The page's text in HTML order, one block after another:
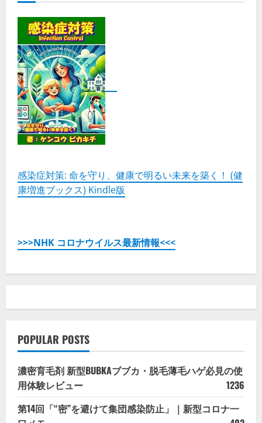
感染症対策: 命を守り、健康で明るい未来を築く！ (健
康増進ブックス) Kindle版
>>>NHK コロナウイルス最新情報<<<
POPULAR POSTS
濃密育毛剤 新型BUBKAブブカ・脱毛薄毛ハゲ必見の使
用体験レビュー
1236
第14回「“密”を避けて集団感染防止」｜新型コロナ一